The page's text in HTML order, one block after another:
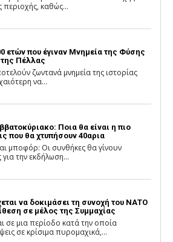
περιοχής, καθώς...
ετών που έγιναν Μνημεία της Φύσης
της Πέλλας
ζωντανά μνημεία της ιστορίας
να...
Ποια θα είναι η πιο
που θα χτυπήσουν 40αρια
μποφόρ: Οι συνθήκες θα γίνουν
για την εκδήλωση...
να δοκιμάσει τη συνοχή του ΝΑΤΟ
σε μέλος της Συμμαχίας
σε μια περίοδο κατά την οποία
σε κρίσιμα πυρομαχικά,...